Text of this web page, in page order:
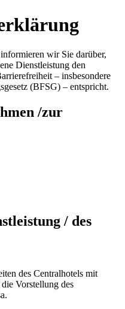
wir Sie darüber,
Dienstleistung den
– insbesondere
(BFSG) – entspricht.
/zur
/ des
des Centralhotels mit
Vorstellung des